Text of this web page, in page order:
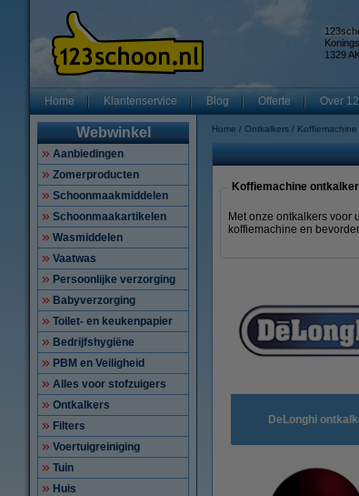
1329
Home Klantenservice Blog Offerte Over
Webwinkel
Aanbiedingen
Zomerproducten
Schoonmaakmiddelen
Schoonmaakartikelen
Wasmiddelen
Vaatwas
Persoonlijke verzorging
Babyverzorging
Toilet- en keukenpapier
Bedrijfshygiëne
PBM en Veiligheid
Alles voor stofzuigers
Ontkalkers
Filters
Voertuigreiniging
Tuin
Huis
Home Ontkalkers
Koffiemachine
Met onze ontkalkers voor
koffiemachine en
DeLonghi